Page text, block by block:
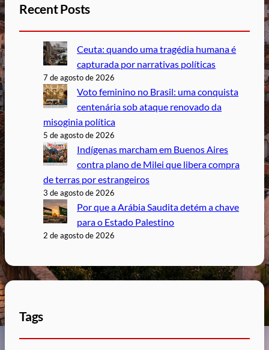
Recent Posts
Ceuta: quando uma tragédia humana é
capturada por narrativas políticas
7 de agosto de 2026
Voto feminino no Brasil: uma conquista
centenária sob ataque renovado da
misoginia política
5 de agosto de 2026
Indígenas marcham em Buenos Aires
contra plano de Milei que libera compra
de terras por estrangeiros
3 de agosto de 2026
Por que a Arábia Saudita detém a chave
para o Estado Palestino
2 de agosto de 2026
Tags